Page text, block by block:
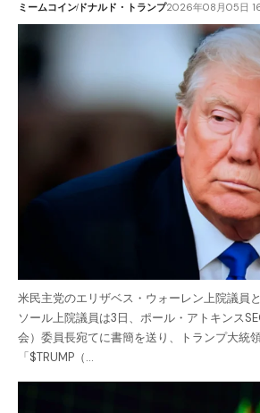
ミームコインドナルド・トランプ2026年08月05日
米民主党のエリザベス・ウォーレン上院議員
ソール上院議員は3日、ポール・アトキンス
会）委員長宛てに書簡を送り、トランプ大統
「$TRUMP（…